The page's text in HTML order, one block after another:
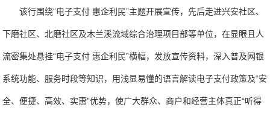
该行围绕“电子支付 惠企利民”主题开展宣传，先后走进兴安社区、
下磨社区、北磨社区及木兰溪流域综合治理项目部等单位，在显眼且人
流密集处悬挂“电子支付 惠企利民”横幅，发放宣传资料，深入普及网银
系统功能、服务时段等知识，用浅显易懂的语言解读电子支付政策及“安
全、便捷、高效、实惠”优势，使广大群众、商户和经营主体真正“听得